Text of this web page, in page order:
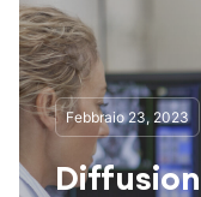
Febbraio 23, 2023